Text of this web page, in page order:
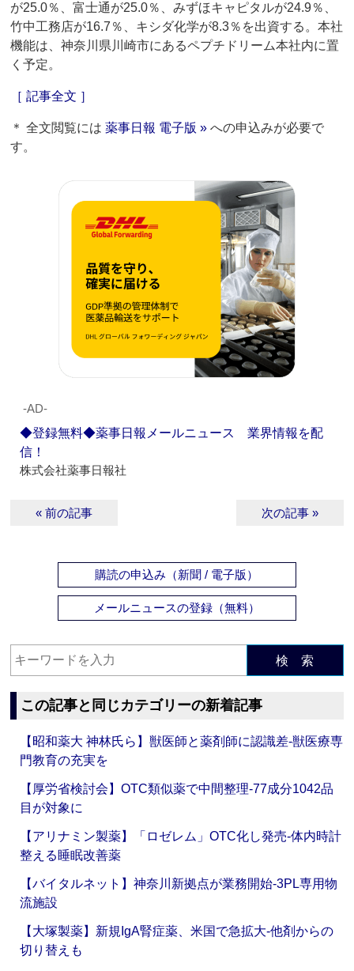
が25.0％、富士通が25.0％、みずほキャピタルが24.9％、
竹中工務店が16.7％、キシダ化学が8.3％を出資する。本社
機能は、神奈川県川崎市にあるペプチドリーム本社内に置
く予定。
［ 記事全文 ］
＊ 全文閲覧には薬事日報 電子版 » への申込みが必要で
す。
‐AD‐
◆登録無料◆薬事日報メールニュース 業界情報を配
信！
株式会社薬事日報社
« 前の記事 次の記事 »
購読の申込み（新聞 / 電子版）
メールニュースの登録（無料）
検 索
この記事と同じカテゴリーの新着記事
【昭和薬大 神林氏ら】獣医師と薬剤師に認識差‐獣医療専
門教育の充実を
【厚労省検討会】OTC類似薬で中間整理‐77成分1042品
目が対象に
【アリナミン製薬】「ロゼレム」OTC化し発売‐体内時計
整える睡眠改善薬
【バイタルネット】神奈川新拠点が業務開始‐3PL専用物
流施設
【大塚製薬】新規IgA腎症薬、米国で急拡大‐他剤からの
切り替えも